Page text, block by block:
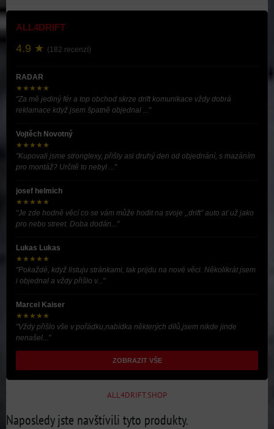
ALL4DRIFT
4.9 ★ (182 recenzí)
RADAR
★★★★★
"Za mě jediný fér a top obchod skrze drift komunikace vždy dobrá
reklamace když jsem špatně objednal ..."
Vojtěch Novotný
★★★★★
"Kupovali jsme stronglexy, přišly asi druhý den od objednání, s mazáním
pro montáž? Určitě to nebyl ..."
josef helmich
★★★★★
"Je zde hodně věcí co se vám může hodit na svoje ,,drift” auto ať už jako
pro nebo street. Doba dodán..."
Lukas Lukas
★★★★★
"Pokaždé, když listuju stránkami, tak prijdu na nové věci. Několikrát jsem
i objednal a vždy přišlo v..."
Marcel Kaiser
★★★★★
"Vždy přišlo vše v pořádku,nabídka některých dílů,jsem nikde jinde
nenašel..."
ZOBRAZIT VŠE
ALL4DRIFT.SHOP
Naposledy jste navštívili tyto produkty.